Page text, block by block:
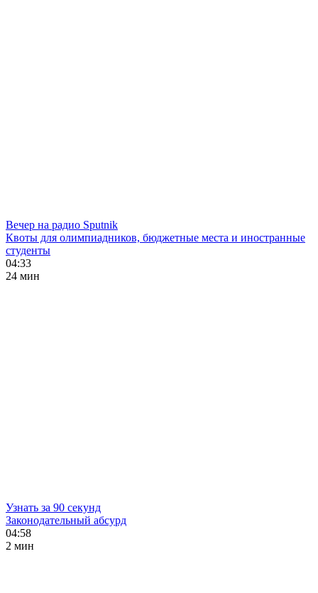
Вечер на радио Sputnik
Квоты для олимпиадников, бюджетные места и иностранные
студенты
04:33
24 мин
Узнать за 90 секунд
Законодательный абсурд
04:58
2 мин